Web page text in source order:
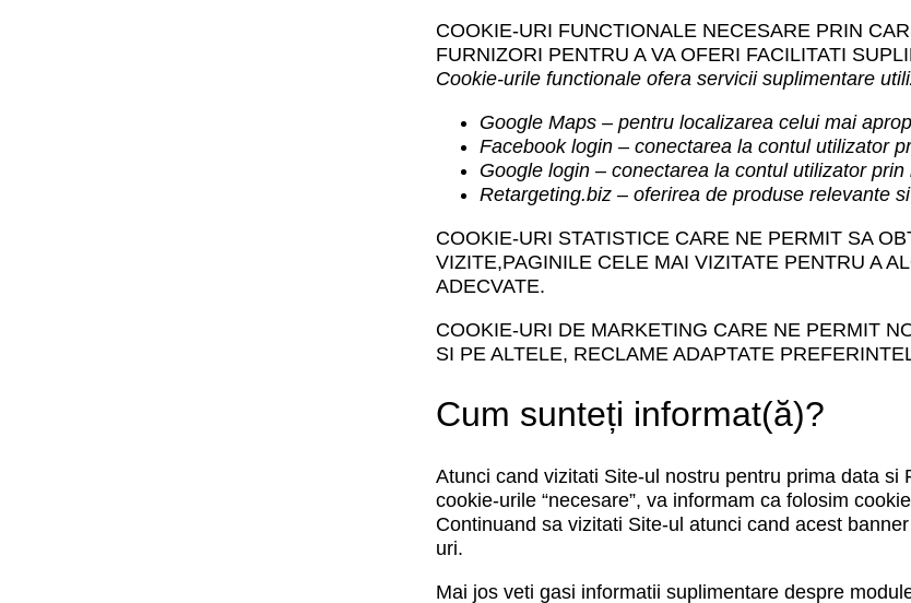
COOKIE-URI FUNCTIONALE NECESARE PRIN
FURNIZORI PENTRU A VA OFERI FACILITATI
Cookie-urile functionale ofera servicii suplimentare
Google Maps – pentru localizarea celui mai
Facebook login – conectarea la contul utilizator
Google login – conectarea la contul utilizator
Retargeting.biz – oferirea de produse relevante
COOKIE-URI STATISTICE CARE NE PERMIT SA
VIZITE,PAGINILE CELE MAI VIZITATE PENTRU A
ADECVATE.
COOKIE-URI DE MARKETING CARE NE PERMIT
SI PE ALTELE, RECLAME ADAPTATE
Cum sunteți informat(ă)?
Atunci cand vizitati Site-ul nostru pentru prima data
cookie-urile “necesare”, va informam ca folosim
Continuand sa vizitati Site-ul atunci cand acest
uri.
Mai jos veti gasi informatii suplimentare despre